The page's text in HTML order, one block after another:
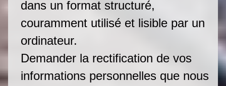
dans un format structuré,
couramment utilisé et lisible par un
ordinateur.
Demander la rectification de vos
informations personnelles que nous